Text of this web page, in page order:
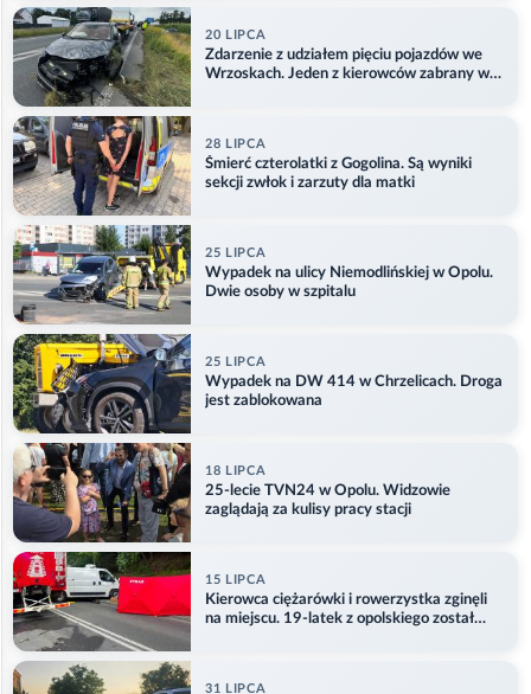
20 LIPCA
Zdarzenie z udziałem pięciu pojazdów we
Wrzoskach. Jeden z kierowców zabrany w
28 LIPCA
Śmierć czterolatki z Gogolina. Są wyniki
sekcji zwłok i zarzuty dla matki
25 LIPCA
Wypadek na ulicy Niemodlińskiej w Opolu.
Dwie osoby w szpitalu
25 LIPCA
Wypadek na DW 414 w Chrzelicach. Droga
jest zablokowana
18 LIPCA
25-lecie TVN24 w Opolu. Widzowie
zaglądają za kulisy pracy stacji
15 LIPCA
Kierowca ciężarówki i rowerzystka zginęli
na miejscu. 19-latek z opolskiego został
31 LIPCA